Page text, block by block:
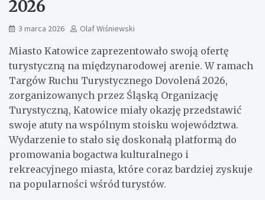
2026
3 marca 2026 Olaf Wiśniewski
Miasto Katowice zaprezentowało swoją ofertę
turystyczną na międzynarodowej arenie. W ramach
Targów Ruchu Turystycznego Dovolená 2026,
zorganizowanych przez Śląską Organizację
Turystyczną, Katowice miały okazję przedstawić
swoje atuty na wspólnym stoisku województwa.
Wydarzenie to stało się doskonałą platformą do
promowania bogactwa kulturalnego i
rekreacyjnego miasta, które coraz bardziej zyskuje
na popularności wśród turystów.